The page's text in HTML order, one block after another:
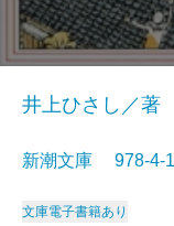
井上ひさし／著
新潮文庫 978-4-
文庫電子書籍あり